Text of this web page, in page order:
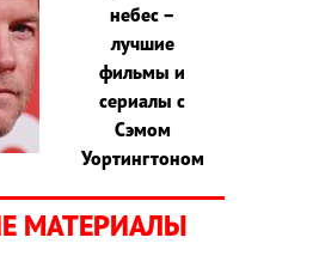
небес –
лучшие
фильмы и
сериалы с
Сэмом
Уортингтоном
МАТЕРИАЛЫ